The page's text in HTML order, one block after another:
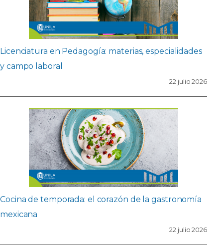
Licenciatura en Pedagogía: materias, especialidades
y campo laboral
22 julio 2026
Cocina de temporada: el corazón de la gastronomía
mexicana
22 julio 2026